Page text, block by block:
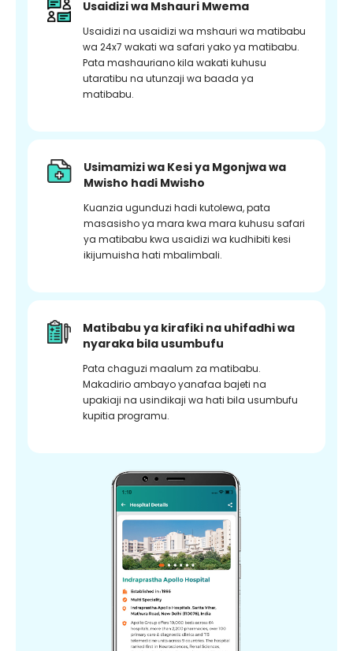
Usaidizi wa Mshauri Mwema
Usaidizi na usaidizi wa mshauri wa matibabu
wa 24x7 wakati wa safari yako ya matibabu.
Pata mashauriano kila wakati kuhusu
utaratibu na utunzaji wa baada ya
matibabu.
Usimamizi wa Kesi ya Mgonjwa wa
Mwisho hadi Mwisho
Kuanzia ugunduzi hadi kutolewa, pata
masasisho ya mara kwa mara kuhusu safari
ya matibabu kwa usaidizi wa kudhibiti kesi
ikijumuisha hati mbalimbali.
Matibabu ya kirafiki na uhifadhi wa
nyaraka bila usumbufu
Pata chaguzi maalum za matibabu.
Makadirio ambayo yanafaa bajeti na
upakiaji na usindikaji wa hati bila usumbufu
kupitia programu.